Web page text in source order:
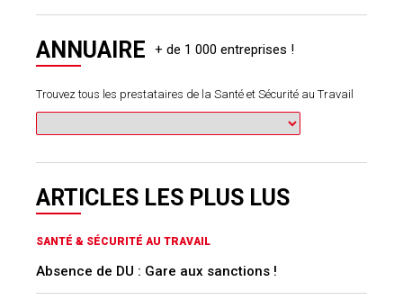
ANNUAIRE
Trouvez tous les prestataires de la Santé et Sécurité au Travail
ARTICLES LES PLUS LUS
SANTÉ & SÉCURITÉ AU TRAVAIL
Absence de DU : Gare aux sanctions !